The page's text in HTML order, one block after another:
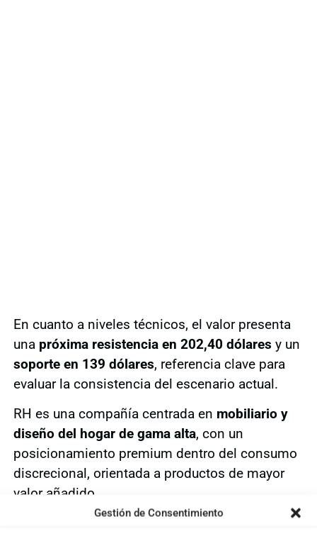
Gestión de Consentimiento
En cuanto a niveles técnicos, el valor presenta
una próxima resistencia en 202,40 dólares y un
soporte en 139 dólares, referencia clave para
evaluar la consistencia del escenario actual.
RH es una compañía centrada en mobiliario y
diseño del hogar de gama alta, con un
posicionamiento premium dentro del consumo
discrecional, orientada a productos de mayor
valor añadido.